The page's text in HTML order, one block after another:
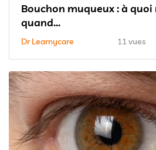
Bouchon muqueux : à
quand...
Dr Learnycare 11 vues